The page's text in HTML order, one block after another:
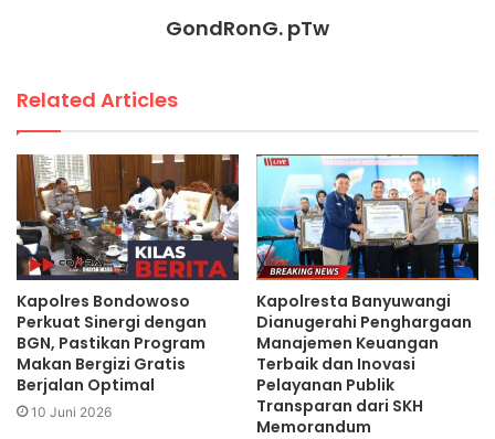
GondRonG. pTw
Related Articles
Kapolres Bondowoso
Perkuat Sinergi dengan
BGN, Pastikan Program
Makan Bergizi Gratis
Berjalan Optimal
10 Juni 2026
Kapolresta Banyuwangi
Dianugerahi Penghargaan
Manajemen Keuangan
Terbaik dan Inovasi
Pelayanan Publik
Transparan dari SKH
Memorandum